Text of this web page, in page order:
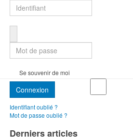
Se souvenir de moi
Connexion
Identifiant oublié ?
Mot de passe oublié ?
Derniers articles